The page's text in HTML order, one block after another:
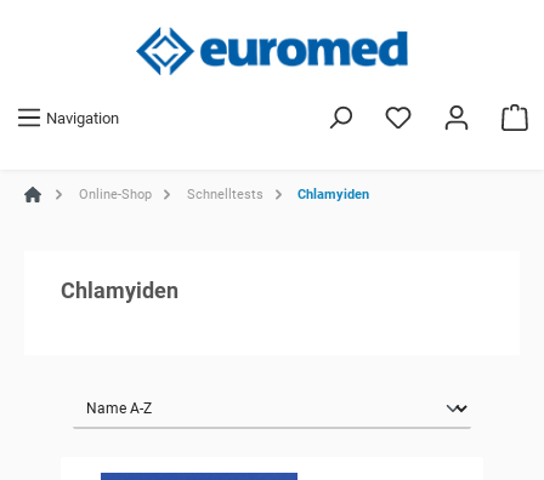
Navigation
Online-Shop Schnelltests Chlamyiden
Chlamyiden